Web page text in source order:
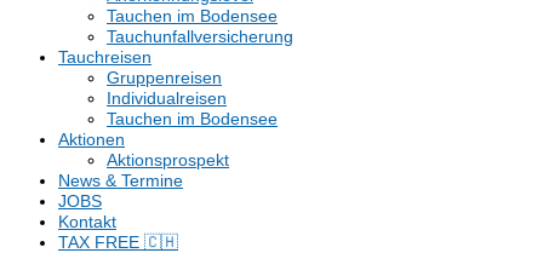
Tauchen im Bodensee
Tauchunfallversicherung
Tauchreisen
Gruppenreisen
Individualreisen
Tauchen im Bodensee
Aktionen
Aktionsprospekt
News & Termine
JOBS
Kontakt
TAX FREE 🇨🇭